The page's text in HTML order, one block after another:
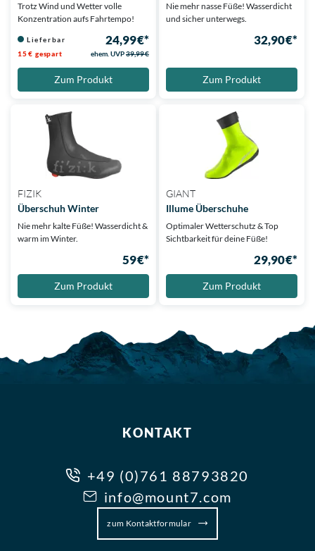
Trotz Wind und Wetter volle
Konzentration aufs Fahrtempo!
Lieferbar 24,99 €*
15 € gespart ehem. UVP39,99 €
Zum Produkt
Nie mehr nasse Füße! Wasserdicht
und sicher unterwegs.
32,90 €*
Zum Produkt
FIZIK
Überschuh Winter
Nie mehr kalte Füße! Wasserdicht &
warm im Winter.
59 €*
Zum Produkt
GIANT
Illume Überschuhe
Optimaler Wetterschutz & Top
Sichtbarkeit für deine Füße!
29,90 €*
Zum Produkt
KONTAKT
+49 (0)761 88793820
info@mount7.com
zum Kontaktformular